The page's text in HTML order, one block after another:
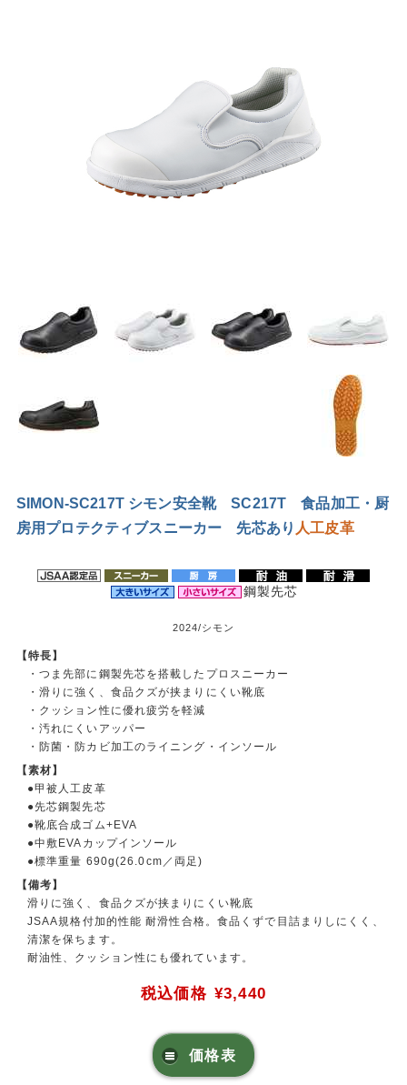
SIMON-SC217T シモン安全靴 SC217T 食品加工・厨
房用プロテクティブスニーカー 先芯あり 人工皮革
鋼製先芯
2024/シモン
【特長】
・つま先部に鋼製先芯を搭載したプロスニーカー
・滑りに強く、食品クズが挟まりにくい靴底
・クッション性に優れ疲労を軽減
・汚れにくいアッパー
・防菌・防カビ加工のライニング・インソール
【素材】
●甲被人工皮革
●先芯鋼製先芯
●靴底合成ゴム+EVA
●中敷EVAカップインソール
●標準重量 690g(26.0cm／両足)
【備考】
滑りに強く、食品クズが挟まりにくい靴底
JSAA規格付加的性能 耐滑性合格。食品くずで目詰まりしにくく、
清潔を保ちます。
耐油性、クッション性にも優れています。
税込価格 ¥3,440
価格表